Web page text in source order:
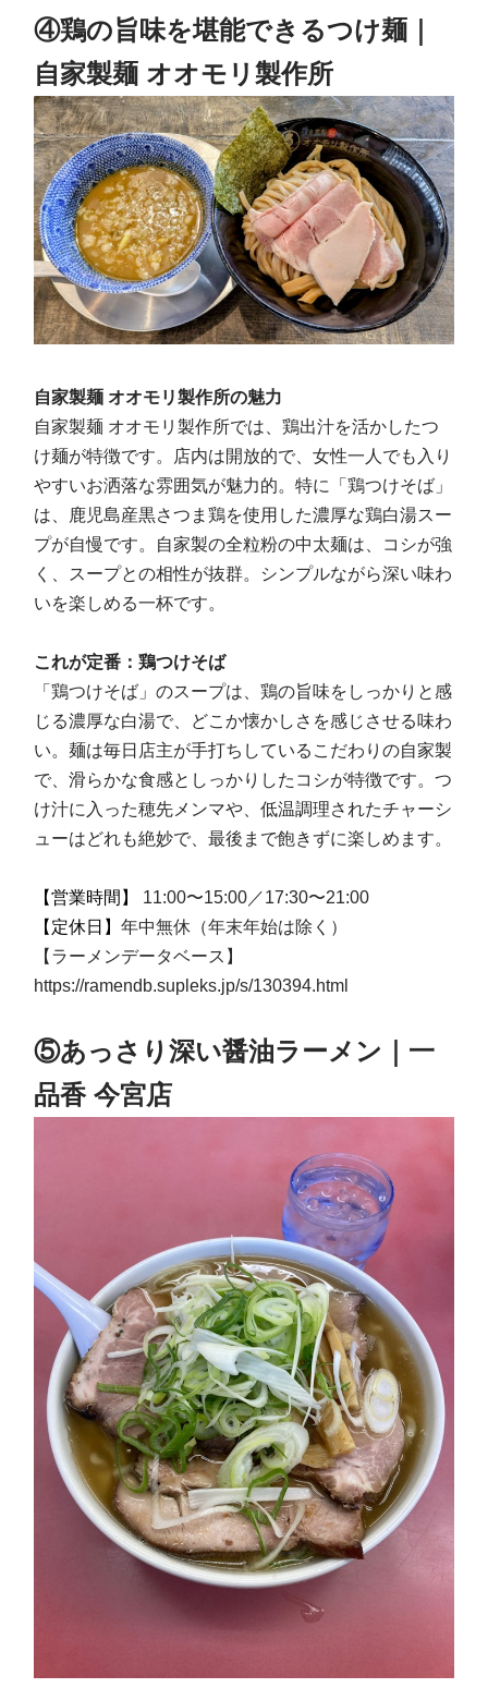
④鶏の旨味を堪能できるつけ麺｜
自家製麺 オオモリ製作所
自家製麺 オオモリ製作所の魅力
自家製麺 オオモリ製作所では、鶏出汁を活かしたつ
け麺が特徴です。店内は開放的で、女性一人でも入り
やすいお洒落な雰囲気が魅力的。特に「鶏つけそば」
は、鹿児島産黒さつま鶏を使用した濃厚な鶏白湯スー
プが自慢です。自家製の全粒粉の中太麺は、コシが強
く、スープとの相性が抜群。シンプルながら深い味わ
いを楽しめる一杯です。
これが定番：鶏つけそば
「鶏つけそば」のスープは、鶏の旨味をしっかりと感
じる濃厚な白湯で、どこか懐かしさを感じさせる味わ
い。麺は毎日店主が手打ちしているこだわりの自家製
で、滑らかな食感としっかりしたコシが特徴です。つ
け汁に入った穂先メンマや、低温調理されたチャーシ
ューはどれも絶妙で、最後まで飽きずに楽しめます。
【営業時間】 11:00〜15:00／17:30〜21:00
【定休日】 年中無休（年末年始は除く）
【ラーメンデータベース】
https://ramendb.supleks.jp/s/130394.html
⑤あっさり深い醤油ラーメン｜一
品香 今宮店